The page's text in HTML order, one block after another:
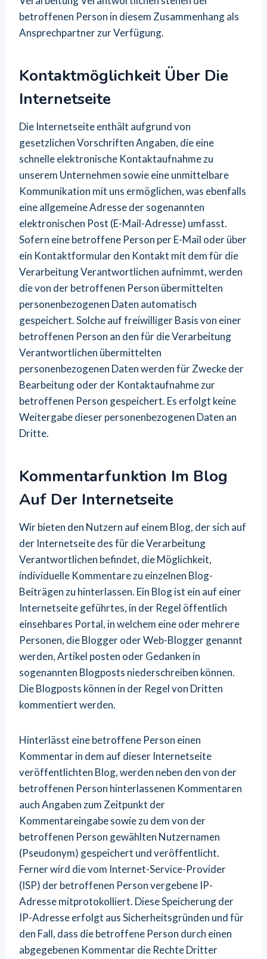
betroffenen Person in diesem Zusammenhang als
Ansprechpartner zur Verfügung.
Kontaktmöglichkeit Über Die
Internetseite
Die Internetseite enthält aufgrund von
gesetzlichen Vorschriften Angaben, die eine
schnelle elektronische Kontaktaufnahme zu
unserem Unternehmen sowie eine unmittelbare
Kommunikation mit uns ermöglichen, was ebenfalls
eine allgemeine Adresse der sogenannten
elektronischen Post (E-Mail-Adresse) umfasst.
Sofern eine betroffene Person per E-Mail oder über
ein Kontaktformular den Kontakt mit dem für die
Verarbeitung Verantwortlichen aufnimmt, werden
die von der betroffenen Person übermittelten
personenbezogenen Daten automatisch
gespeichert. Solche auf freiwilliger Basis von einer
betroffenen Person an den für die Verarbeitung
Verantwortlichen übermittelten
personenbezogenen Daten werden für Zwecke der
Bearbeitung oder der Kontaktaufnahme zur
betroffenen Person gespeichert. Es erfolgt keine
Weitergabe dieser personenbezogenen Daten an
Dritte.
Kommentarfunktion Im Blog
Auf Der Internetseite
Wir bieten den Nutzern auf einem Blog, der sich auf
der Internetseite des für die Verarbeitung
Verantwortlichen befindet, die Möglichkeit,
individuelle Kommentare zu einzelnen Blog-
Beiträgen zu hinterlassen. Ein Blog ist ein auf einer
Internetseite geführtes, in der Regel öffentlich
einsehbares Portal, in welchem eine oder mehrere
Personen, die Blogger oder Web-Blogger genannt
werden, Artikel posten oder Gedanken in
sogenannten Blogposts niederschreiben können.
Die Blogposts können in der Regel von Dritten
kommentiert werden.
Hinterlässt eine betroffene Person einen
Kommentar in dem auf dieser Internetseite
veröffentlichten Blog, werden neben den von der
betroffenen Person hinterlassenen Kommentaren
auch Angaben zum Zeitpunkt der
Kommentareingabe sowie zu dem von der
betroffenen Person gewählten Nutzernamen
(Pseudonym) gespeichert und veröffentlicht.
Ferner wird die vom Internet-Service-Provider
(ISP) der betroffenen Person vergebene IP-
Adresse mitprotokolliert. Diese Speicherung der
IP-Adresse erfolgt aus Sicherheitsgründen und für
den Fall, dass die betroffene Person durch einen
abgegebenen Kommentar die Rechte Dritter